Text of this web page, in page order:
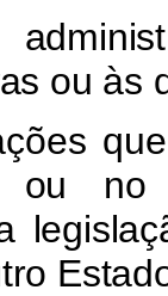
ou às
ou no